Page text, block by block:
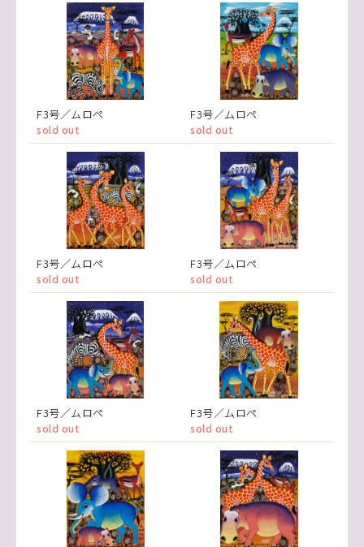
F3号／ムロペ
sold out
F3号／ムロペ
sold out
F3号／ムロペ
sold out
F3号／ムロペ
sold out
F3号／ムロペ
sold out
F3号／ムロペ
sold out